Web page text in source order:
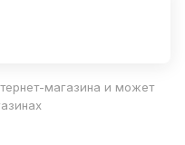
магазина и может